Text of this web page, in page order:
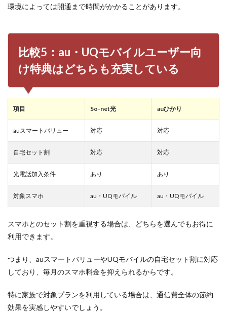
環境によっては開通まで時間がかかることがあります。
比較5：au・UQモバイルユーザー向
け特典はどちらも充実している
項目 So-net光 auひかり
auスマートバリュー 対応 対応
自宅セット割 対応 対応
光電話加入条件 あり あり
対象スマホ au・UQモバイル au・UQモバイル
スマホとのセット割を重視する場合は、どちらを選んでもお得に
利用できます。
つまり、auスマートバリューやUQモバイルの自宅セット割に対応
しており、毎月のスマホ料金を抑えられるからです。
特に家族で対象プランを利用している場合は、通信費全体の節約
効果を実感しやすいでしょう。